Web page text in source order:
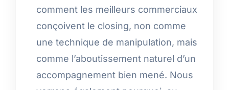
comment les meilleurs commerciaux
conçoivent le closing, non comme
une technique de manipulation, mais
comme l’aboutissement naturel d’un
accompagnement bien mené. Nous